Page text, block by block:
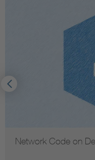
Network Code on